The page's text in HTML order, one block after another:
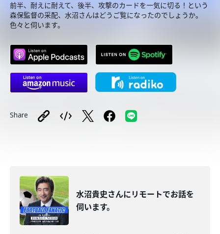
前半、耐えに耐えて、後半、攻撃のカードを一気に切る！という
森保監督の采配、水沼さんはどうご覧になったのでしょうか。
色々と伺います。
Share
水沼貴史さんにリモートでお話を
伺います。